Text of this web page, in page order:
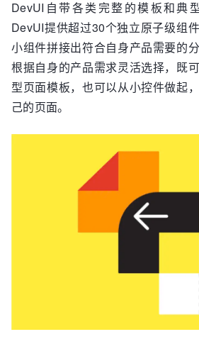
DevUI自带各类完整的模板和典
DevUI提供超过30个独立原子级组
小组件拼接出符合自身产品需要的
根据自身的产品需求灵活选择，既
型页面模板，也可以从小控件做起
己的页面。